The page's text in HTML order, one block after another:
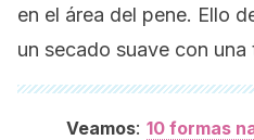
en el área del pene. Ello
un secado suave con una
Veamos: 10 formas